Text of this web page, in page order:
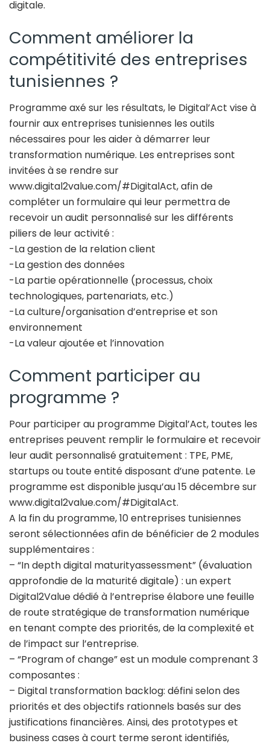
digitale.
Comment améliorer la
compétitivité des entreprises
tunisiennes ?
Programme axé sur les résultats, le Digital’Act vise à
fournir aux entreprises tunisiennes les outils
nécessaires pour les aider à démarrer leur
transformation numérique. Les entreprises sont
invitées à se rendre sur
www.digital2value.com/#DigitalAct, afin de
compléter un formulaire qui leur permettra de
recevoir un audit personnalisé sur les différents
piliers de leur activité :
-La gestion de la relation client
-La gestion des données
-La partie opérationnelle (processus, choix
technologiques, partenariats, etc.)
-La culture/organisation d’entreprise et son
environnement
-La valeur ajoutée et l’innovation
Comment participer au
programme ?
Pour participer au programme Digital’Act, toutes les
entreprises peuvent remplir le formulaire et recevoir
leur audit personnalisé gratuitement : TPE, PME,
startups ou toute entité disposant d’une patente. Le
programme est disponible jusqu’au 15 décembre sur
www.digital2value.com/#DigitalAct.
A la fin du programme, 10 entreprises tunisiennes
seront sélectionnées afin de bénéficier de 2 modules
supplémentaires :
– “In depth digital maturityassessment” (évaluation
approfondie de la maturité digitale) : un expert
Digital2Value dédié à l’entreprise élabore une feuille
de route stratégique de transformation numérique
en tenant compte des priorités, de la complexité et
de l’impact sur l’entreprise.
– “Program of change” est un module comprenant 3
composantes :
– Digital transformation backlog: défini selon des
priorités et des objectifs rationnels basés sur des
justifications financières. Ainsi, des prototypes et
business cases à court terme seront identifiés,